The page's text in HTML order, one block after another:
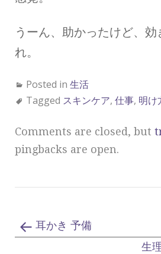
うーん、助かったけど、効
れ。
Posted in 生活
Tagged スキンケア, 仕事, 明け
Comments are closed, but
pingbacks are open.
耳かき 予備
生